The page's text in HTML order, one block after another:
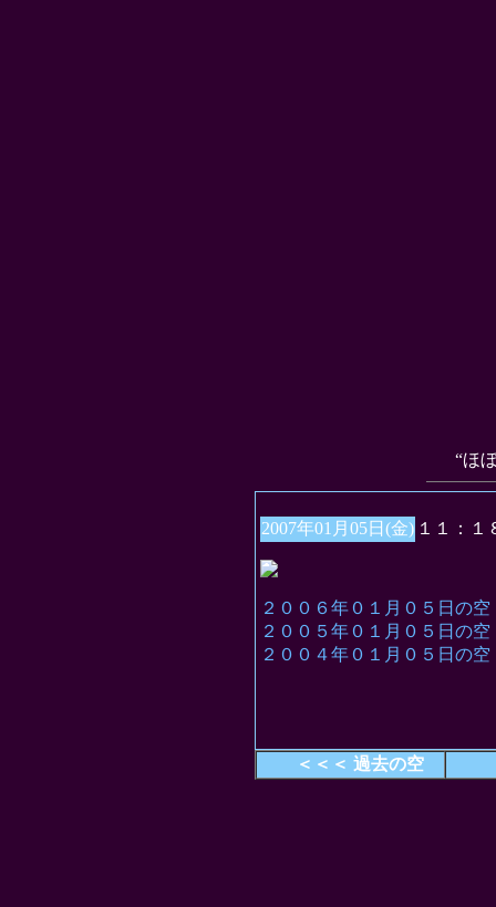
“ほ
2007年01月05日(金) １１：１
２００６年０１月０５日の空
２００５年０１月０５日の空
２００４年０１月０５日の空
＜＜＜ 過去の空